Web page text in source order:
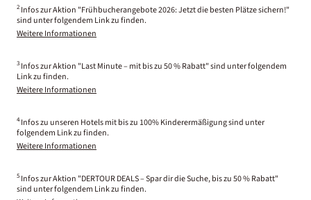
2 Infos zur Aktion "Frühbucherangebote 2026: Jetzt die besten Plätze sichern!"
sind unter folgendem Link zu finden.
Weitere Informationen
3 Infos zur Aktion "Last Minute – mit bis zu 50 % Rabatt" sind unter folgendem
Link zu finden.
Weitere Informationen
4 Infos zu unseren Hotels mit bis zu 100% Kinderermäßigung sind unter
folgendem Link zu finden.
Weitere Informationen
5 Infos zur Aktion "DERTOUR DEALS – Spar dir die Suche, bis zu 50 % Rabatt"
sind unter folgendem Link zu finden.